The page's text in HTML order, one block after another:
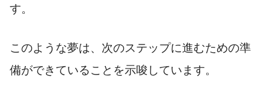
す。
このような夢は、次のステップに進むための準
備ができていることを示唆しています。